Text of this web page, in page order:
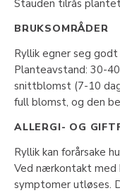
Stauden tilrås
BRUKSOMRÅDER
Ryllik egner seg
Planteavstand: 30-
snittblomst (7-10
full blomst, og den
ALLERGI- OG
Ryllik kan forårsake
Ved nærkontakt med
symptomer utløses.